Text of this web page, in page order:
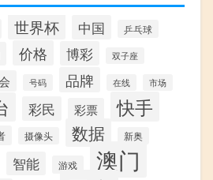
世界杯 中国 乒乓球
价格 博彩 双子座
号码 品牌 在线 市场
彩民 彩票 快手
摄像头 数据 新奥
智能 游戏 澳门